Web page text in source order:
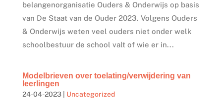
belangenorganisatie Ouders & Onderwijs op basis
van De Staat van de Ouder 2023. Volgens Ouders
& Onderwijs weten veel ouders niet onder welk
schoolbestuur de school valt of wie er in...
Modelbrieven over toelating/verwijdering van
leerlingen
24-04-2023| Uncategorized